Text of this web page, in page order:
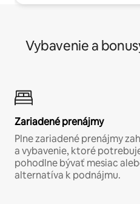
Vybavenie a
Zariadené prenájmy
Plne zariadené prenájmy
a vybavenie, ktoré
pohodlne bývať mesiac
alternatíva k podnájmu.